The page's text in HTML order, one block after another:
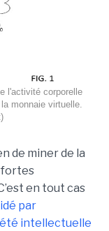
l'activité corporelle
monnaie virtuelle.
de miner de la
fortes
en tout cas
par
intellectuelle